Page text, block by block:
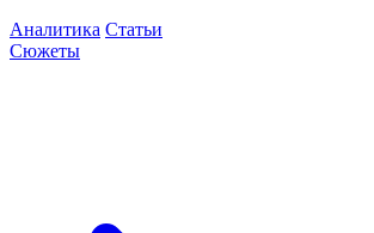
Аналитика Статьи
Сюжеты